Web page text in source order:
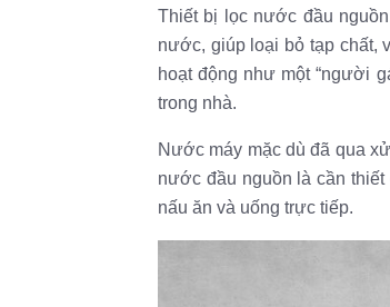
Thiết bị lọc nước đầu
nước, giúp loại bỏ tạp chất,
hoạt động như một “người
trong nhà.
Nước máy mặc dù đã qua
nước đầu nguồn là cần
nấu ăn và uống trực tiếp.